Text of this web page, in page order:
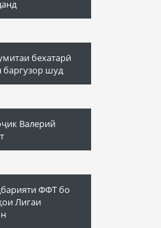
бехатарӣ
баргузор шуд
Валерий
ФФТ бо
Лигаи